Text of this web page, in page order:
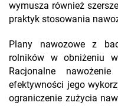
wymusza również
praktyk stosowania
Plany nawozowe z
rolników w obniżeniu
Racjonalne
efektywności jego
ograniczenie zużycia